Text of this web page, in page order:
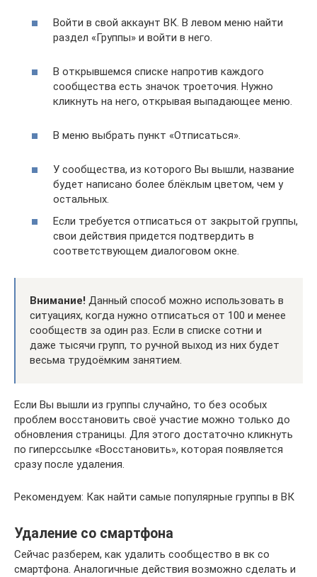
Войти в свой аккаунт ВК. В левом меню найти
раздел «Группы» и войти в него.
В открывшемся списке напротив каждого
сообщества есть значок троеточия. Нужно
кликнуть на него, открывая выпадающее меню.
В меню выбрать пункт «Отписаться».
У сообщества, из которого Вы вышли, название
будет написано более блёклым цветом, чем у
остальных.
Если требуется отписаться от закрытой группы,
свои действия придется подтвердить в
соответствующем диалоговом окне.
Внимание! Данный способ можно использовать в
ситуациях, когда нужно отписаться от 100 и менее
сообществ за один раз. Если в списке сотни и
даже тысячи групп, то ручной выход из них будет
весьма трудоёмким занятием.
Если Вы вышли из группы случайно, то без особых
проблем восстановить своё участие можно только до
обновления страницы. Для этого достаточно кликнуть
по гиперссылке «Восстановить», которая появляется
сразу после удаления.
Рекомендуем: Как найти самые популярные группы в ВК
Удаление со смартфона
Сейчас разберем, как удалить сообщество в вк со
смартфона. Аналогичные действия возможно сделать и